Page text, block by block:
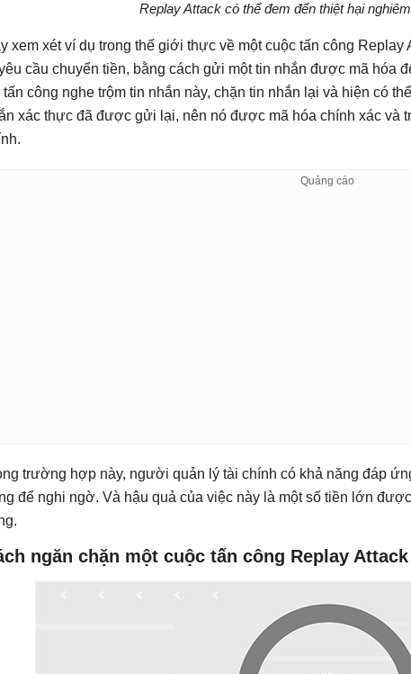
Replay Attack có thể đem đến thiệt hại
xem xét ví dụ trong thế giới thực về một cuộc tấn công Replay
cầu chuyển tiền, bằng cách gửi một tin nhắn được mã hóa
tấn công nghe trộm tin nhắn này, chặn tin nhắn lại và hiện có
xác thực đã được gửi lại, nên nó được mã hóa chính xác và
trường hợp này, người quản lý tài chính có khả năng đáp
để nghi ngờ. Và hậu quả của việc này là một số tiền lớn
ngăn chặn một cuộc tấn công Replay Attack